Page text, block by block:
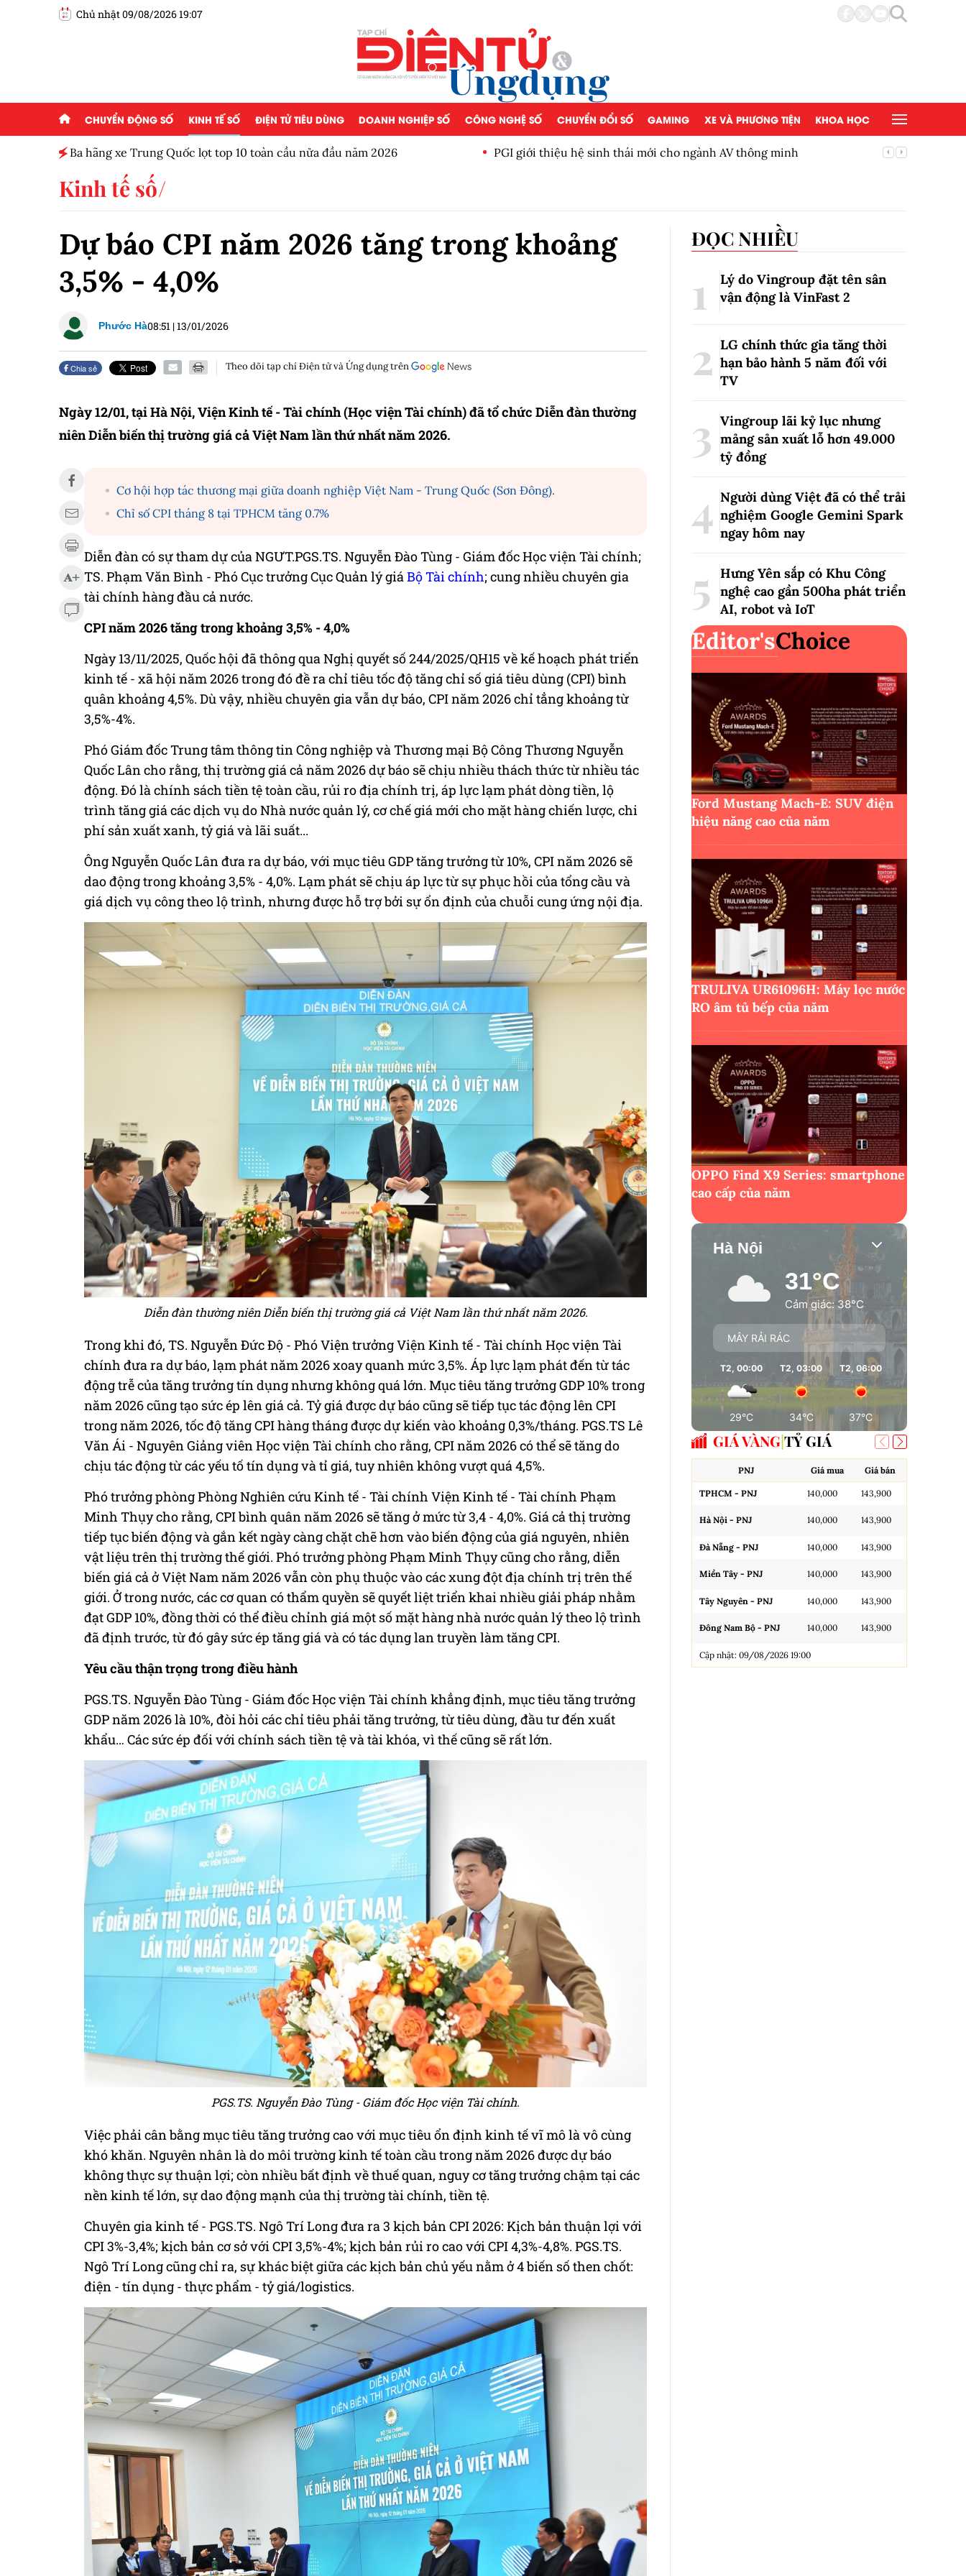
Chủ nhật 09/08/2026 19:07
CHUYỂN ĐỘNG SỐ KINH TẾ SỐ ĐIỆN TỬ TIÊU DÙNG DOANH NGHIỆP SỐ CÔNG NGHỆ SỐ CHUYỂN ĐỔI SỐ GAMING XE VÀ PHƯƠNG TIỆN KHOA HỌC
Ba hãng xe Trung Quốc lọt top 10 toàn cầu nửa đầu năm 2026 PGI giới thiệu hệ sinh thái mới cho ngành AV thông minh
Kinh tế số
Dự báo CPI năm 2026 tăng trong khoảng
3,5% - 4,0%
Phước Hà08:51 |13/01/2026
Chia sẻ Theo dõi tạp chí Điện tử và Ứng dụng trên
Ngày 12/01, tại Hà Nội, Viện Kinh tế - Tài chính (Học viện Tài chính) đã tổ chức Diễn đàn thường
niên Diễn biến thị trường giá cả Việt Nam lần thứ nhất năm 2026.
Cơ hội hợp tác thương mại giữa doanh nghiệp Việt Nam - Trung Quốc (Sơn Đông).
Chỉ số CPI tháng 8 tại TPHCM tăng 0.7%
Diễn đàn có sự tham dự của NGƯT.PGS.TS. Nguyễn Đào Tùng - Giám đốc Học viện Tài chính;
TS. Phạm Văn Bình - Phó Cục trưởng Cục Quản lý giáBộ Tài chính; cung nhiều chuyên gia
tài chính hàng đầu cả nước.
CPI năm 2026 tăng trong khoảng 3,5% - 4,0%
Ngày 13/11/2025, Quốc hội đã thông qua Nghị quyết số 244/2025/QH15 về kế hoạch phát triển
kinh tế - xã hội năm 2026 trong đó đề ra chỉ tiêu tốc độ tăng chỉ số giá tiêu dùng (CPI) bình
quân khoảng 4,5%. Dù vậy, nhiều chuyên gia vẫn dự báo, CPI năm 2026 chỉ tẳng khoảng từ
3,5%-4%.
Phó Giám đốc Trung tâm thông tin Công nghiệp và Thương mại Bộ Công Thương Nguyễn
Quốc Lân cho rằng, thị trường giá cả năm 2026 dự báo sẽ chịu nhiều thách thức từ nhiều tác
động. Đó là chính sách tiền tệ toàn cầu, rủi ro địa chính trị, áp lực lạm phát dòng tiền, lộ
trình tăng giá các dịch vụ do Nhà nước quản lý, cơ chế giá mới cho mặt hàng chiến lược, chi
phí sản xuất xanh, tỷ giá và lãi suất...
Ông Nguyễn Quốc Lân đưa ra dự báo, với mục tiêu GDP tăng trưởng từ 10%, CPI năm 2026 sẽ
dao động trong khoảng 3,5% - 4,0%. Lạm phát sẽ chịu áp lực từ sự phục hồi của tổng cầu và
giá dịch vụ công theo lộ trình, nhưng được hỗ trợ bởi sự ổn định của chuỗi cung ứng nội địa.
Diễn đàn thường niên Diễn biến thị trường giá cả Việt Nam lần thứ nhất năm 2026.
Trong khi đó, TS. Nguyễn Đức Độ - Phó Viện trưởng Viện Kinh tế - Tài chính Học viện Tài
chính đưa ra dự báo, lạm phát năm 2026 xoay quanh mức 3,5%. Áp lực lạm phát đến từ tác
động trễ của tăng trưởng tín dụng nhưng không quá lớn. Mục tiêu tăng trưởng GDP 10% trong
năm 2026 cũng tạo sức ép lên giá cả. Tỷ giá được dự báo cũng sẽ tiếp tục tác động lên CPI
trong năm 2026, tốc độ tăng CPI hàng tháng được dự kiến vào khoảng 0,3%/tháng. PGS.TS Lê
Văn Ái - Nguyên Giảng viên Học viện Tài chính cho rằng, CPI năm 2026 có thể sẽ tăng do
chịu tác động từ các yếu tố tín dụng và tỉ giá, tuy nhiên không vượt quá 4,5%.
Phó trưởng phòng Phòng Nghiên cứu Kinh tế - Tài chính Viện Kinh tế - Tài chính Phạm
Minh Thụy cho rằng, CPI bình quân năm 2026 sẽ tăng ở mức từ 3,4 - 4,0%. Giá cả thị trường
tiếp tục biến động và gắn kết ngày càng chặt chẽ hơn vào biến động của giá nguyên, nhiên
vật liệu trên thị trường thế giới. Phó trưởng phòng Phạm Minh Thụy cũng cho rằng, diễn
biến giá cả ở Việt Nam năm 2026 vẫn còn phụ thuộc vào các xung đột địa chính trị trên thế
giới. Ở trong nước, các cơ quan có thẩm quyền sẽ quyết liệt triển khai nhiều giải pháp nhằm
đạt GDP 10%, đồng thời có thể điều chỉnh giá một số mặt hàng nhà nước quản lý theo lộ trình
đã định trước, từ đó gây sức ép tăng giá và có tác dụng lan truyền làm tăng CPI.
Yêu cầu thận trọng trong điều hành
PGS.TS. Nguyễn Đào Tùng - Giám đốc Học viện Tài chính khẳng định, mục tiêu tăng trưởng
GDP năm 2026 là 10%, đòi hỏi các chỉ tiêu phải tăng trưởng, từ tiêu dùng, đầu tư đến xuất
khẩu… Các sức ép đối với chính sách tiền tệ và tài khóa, vì thế cũng sẽ rất lớn.
PGS.TS. Nguyễn Đào Tùng - Giám đốc Học viện Tài chính.
Việc phải cân bằng mục tiêu tăng trưởng cao với mục tiêu ổn định kinh tế vĩ mô là vô cùng
khó khăn. Nguyên nhân là do môi trường kinh tế toàn cầu trong năm 2026 được dự báo
không thực sự thuận lợi; còn nhiều bất định về thuế quan, nguy cơ tăng trưởng chậm tại các
nền kinh tế lớn, sự dao động mạnh của thị trường tài chính, tiền tệ.
Chuyên gia kinh tế - PGS.TS. Ngô Trí Long đưa ra 3 kịch bản CPI 2026: Kịch bản thuận lợi với
CPI 3%-3,4%; kịch bản cơ sở với CPI 3,5%-4%; kịch bản rủi ro cao với CPI 4,3%-4,8%. PGS.TS.
Ngô Trí Long cũng chỉ ra, sự khác biệt giữa các kịch bản chủ yếu nằm ở 4 biến số then chốt:
điện - tín dụng - thực phẩm - tỷ giá/logistics.
ĐỌC NHIỀU
Lý do Vingroup đặt tên sân
vận động là VinFast2
LG chính thức gia tăng thời
hạn bảo hành 5 năm đối với
TV
Vingroup lãi kỷ lục nhưng
mảng sản xuất lỗ hơn 49.000
tỷ đồng
Người dùng Việt đã có thể trải
nghiệm Google Gemini Spark
ngay hôm nay
Hưng Yên sắp có Khu Công
nghệ cao gần 500ha phát triển
AI, robot và IoT
Editor'sChoice
Ford Mustang Mach-E: SUV điện
hiệu năng cao của năm
TRULIVA UR61096H: Máy lọc nước
RO âm tủ bếp của năm
OPPO Find X9 Series: smartphone
cao cấp của năm
Hà Nội
31°C
Cảm giác: 38°C
MÂY RẢI RÁC
T2, 00:00
29°C
T2, 03:00
34°C
T2, 06:00
37°C
GIÁ VÀNG TỶ GIÁ
PNJ Giá mua Giá bán
TPHCM - PNJ 140,000 143,900
Hà Nội - PNJ 140,000 143,900
Đà Nẵng - PNJ 140,000 143,900
Miền Tây - PNJ 140,000 143,900
Tây Nguyên - PNJ 140,000 143,900
Đông Nam Bộ - PNJ 140,000 143,900
Cập nhật: 09/08/2026 19:00